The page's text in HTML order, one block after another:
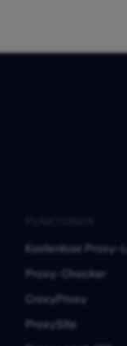
Kostenlose Proxy-
Proxy-Checker
CroxyProxy
ProxySite